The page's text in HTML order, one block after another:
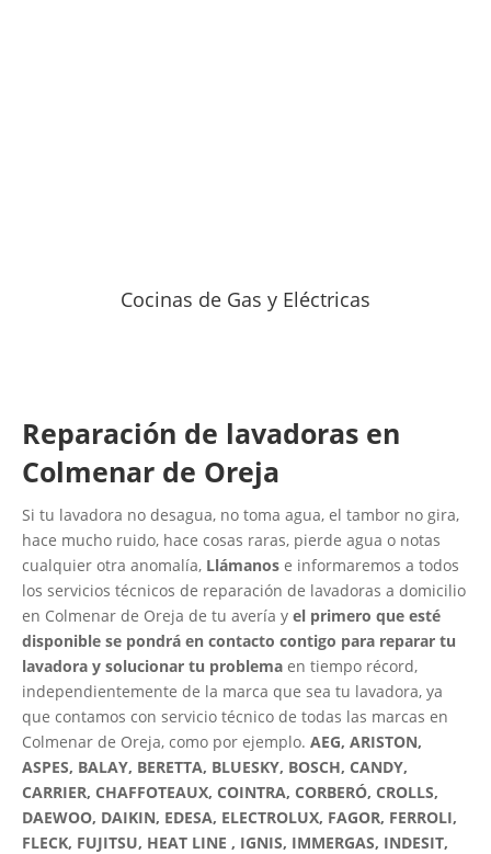
Cocinas de Gas y Eléctricas
Reparación de lavadoras en
Colmenar de Oreja
Si tu lavadora no desagua, no toma agua, el tambor no gira,
hace mucho ruido, hace cosas raras, pierde agua o notas
cualquier otra anomalía, Llámanos e informaremos a todos
los servicios técnicos de reparación de lavadoras a domicilio
en Colmenar de Oreja de tu avería y el primero que esté
disponible se pondrá en contacto contigo para reparar tu
lavadora y solucionar tu problema en tiempo récord,
independientemente de la marca que sea tu lavadora, ya
que contamos con servicio técnico de todas las marcas en
Colmenar de Oreja, como por ejemplo. AEG, ARISTON,
ASPES, BALAY, BERETTA, BLUESKY, BOSCH, CANDY,
CARRIER, CHAFFOTEAUX, COINTRA, CORBERÓ, CROLLS,
DAEWOO, DAIKIN, EDESA, ELECTROLUX, FAGOR, FERROLI,
FLECK, FUJITSU, HEAT LINE , IGNIS, IMMERGAS, INDESIT,